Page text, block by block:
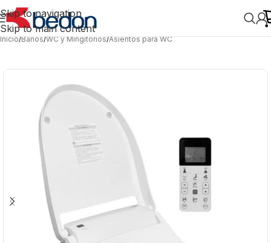
Skip to navigation
Skip to main content
Inicio/Baños/WC y Mingitorios/Asientos para WC